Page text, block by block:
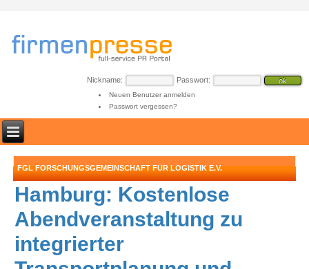
Nickname: Passwort:
Neuen Benutzer anmelden
Passwort vergessen?
FGL FORSCHUNGSGEMEINSCHAFT FÜR LOGISTIK E.V.
Hamburg: Kostenlose
Abendveranstaltung zu
integrierter